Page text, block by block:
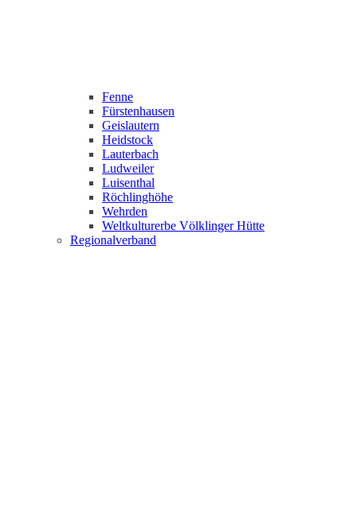
Fenne
Fürstenhausen
Geislautern
Heidstock
Lauterbach
Ludweiler
Luisenthal
Röchlinghöhe
Wehrden
Weltkulturerbe Völklinger Hütte
Regionalverband